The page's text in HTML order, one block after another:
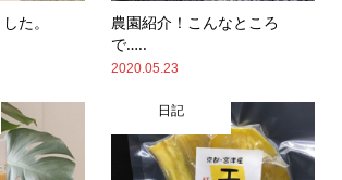
た。
農園紹介！こんなところ
で…..
2020.05.23
日記